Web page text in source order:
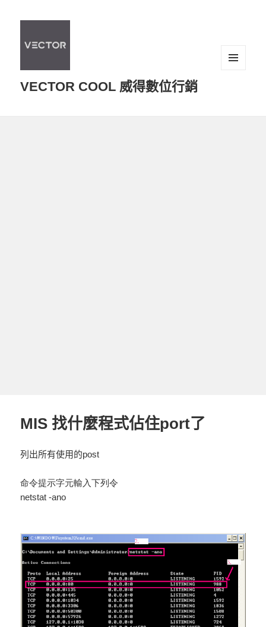
VECTOR COOL 威得數位行銷
MIS 找什麼程式佔住port了
列出所有使用的post
命令提示字元輸入下列令
netstat -ano